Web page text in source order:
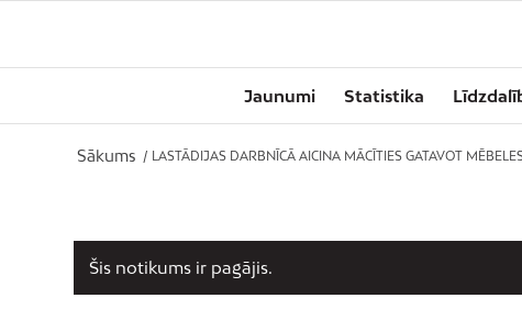
Jaunumi Statistika
Sākums / LASTĀDIJAS DARBNĪCĀ AICINA MĀCĪTIES GATAVOT
Šis notikums ir pagājis.